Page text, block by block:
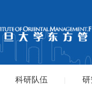
科研队伍 研